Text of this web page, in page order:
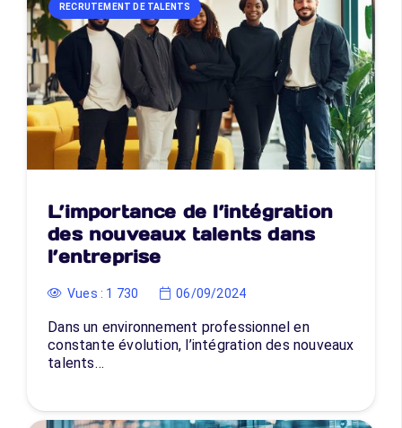
RECRUTEMENT DE TALENTS
L’importance de l’intégration
des nouveaux talents dans
l’entreprise
Vues : 1 730 06/09/2024
Dans un environnement professionnel en
constante évolution, l’intégration des nouveaux
talents…